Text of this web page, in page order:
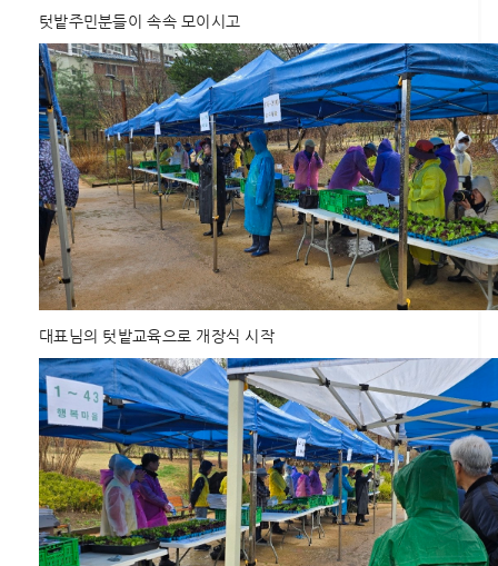
텃밭주민분들이 속속 모이시고
대표님의 텃밭교육으로 개장식 시작